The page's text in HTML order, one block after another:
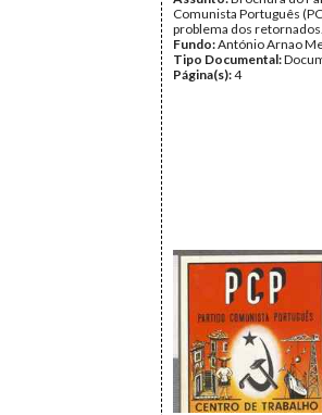
Comunista Português
problema dos
Fundo:António Arnao
Tipo Documental:
Página(s):4